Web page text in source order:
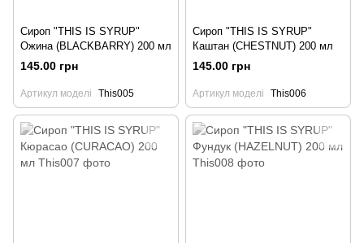
Сироп "THIS IS SYRUP"
Ожина (BLACKBARRY) 200 мл
145.00 грн
Артикул моделі This005
Сироп "THIS IS SYRUP"
Каштан (CHESTNUT) 200 мл
145.00 грн
Артикул моделі This006